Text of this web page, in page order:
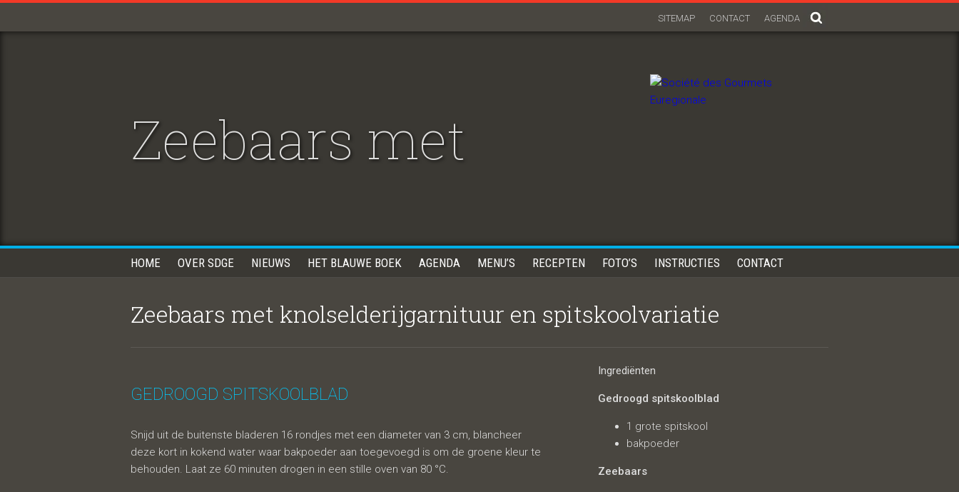
AGENDA
CONTACT
SITEMAP
Zeebaars met
knolselderijgarnituur en
HOME OVER SDGE NIEUWS HET BLAUWE BOEK AGENDA MENU’S RECEPTEN FOTO’S INSTRUCTIES CONTACT
Zeebaars met knolselderijgarnituur en spitskoolvariatie
GEDROOGD SPITSKOOLBLAD
Snijd uit de buitenste bladeren 16 rondjes met een diameter van 3 cm, blancheer
deze kort in kokend water waar bakpoeder aan toegevoegd is om de groene kleur te
behouden. Laat ze 60 minuten drogen in een stille oven van 80 °C.
Ingrediënten
Gedroogd spitskoolblad
1 grote spitskool
bakpoeder
Zeebaars